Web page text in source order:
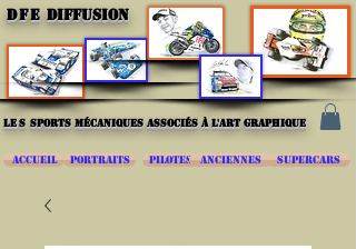
DFE DIFFUSION
les sports mécaniques associés à l'art graphique
ACCUEIL PORTRAITS PILOTES ANCIENNES SUPERCARS